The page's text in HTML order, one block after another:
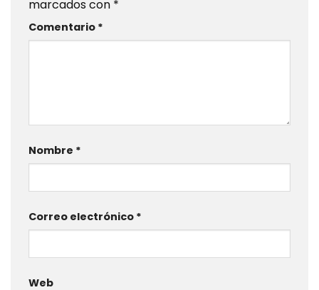
marcados con *
Comentario *
Nombre *
Correo electrónico *
Web